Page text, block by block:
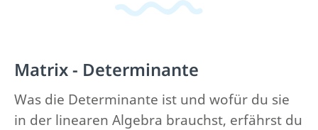
Matrix - Determinante
Was die Determinante ist und wofür du sie
in der linearen Algebra brauchst, erfährst du